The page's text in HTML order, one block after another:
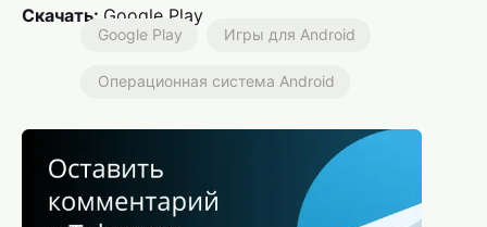
Скачать: Google Play
Google Play Игры для Android
Операционная система Android